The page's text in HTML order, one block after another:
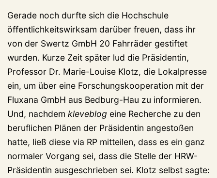
Gerade noch durfte sich die Hochschule
öffentlichkeitswirksam darüber freuen, dass ihr
von der Swertz GmbH 20 Fahrräder gestiftet
wurden. Kurze Zeit später lud die Präsidentin,
Professor Dr. Marie-Louise Klotz, die Lokalpresse
ein, um über eine Forschungskooperation mit der
Fluxana GmbH aus Bedburg-Hau zu informieren.
Und, nachdem kleveblog eine Recherche zu den
beruflichen Plänen der Präsidentin angestoßen
hatte, ließ diese via RP mitteilen, dass es ein ganz
normaler Vorgang sei, dass die Stelle der HRW-
Präsidentin ausgeschrieben sei. Klotz selbst sagte: